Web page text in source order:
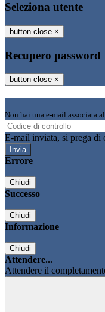
Seleziona utente
button close ×
Recupero password
button close ×
Non hai una e-mail associata
E-mail inviata, si prega di
Errore
Chiudi
Successo
Chiudi
Informazione
Chiudi
Attendere...
Attendere il